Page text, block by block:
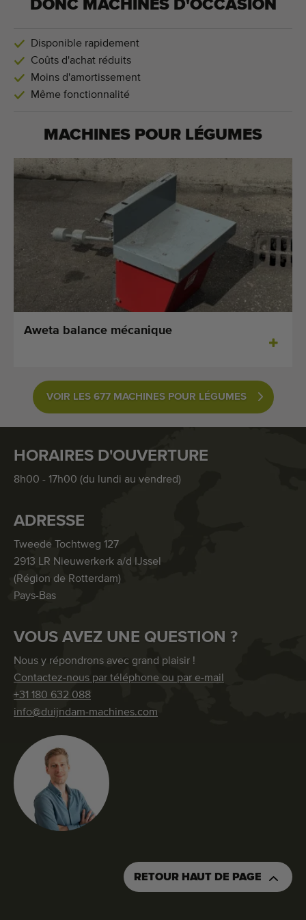
DONC MACHINES D'OCCASION
Disponible rapidement
Coûts d'achat réduits
Moins d'amortissement
Même fonctionnalité
MACHINES POUR LÉGUMES
Aweta balance mécanique
VOIR LES 677 MACHINES POUR LÉGUMES
HORAIRES D'OUVERTURE
8h00 - 17h00 (du lundi au vendred)
ADRESSE
Tweede Tochtweg 127
2913 LR Nieuwerkerk a/d IJssel
(Région de Rotterdam)
Pays-Bas
VOUS AVEZ UNE QUESTION ?
Nous y répondrons avec grand plaisir !
Contactez-nous par téléphone ou par e-mail
+31 180 632 088
info@duijndam-machines.com
RETOUR HAUT DE PAGE